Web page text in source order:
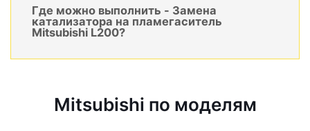
Где можно выполнить - Замена
катализатора на пламегаситель
Mitsubishi L200?
Mitsubishi по моделям